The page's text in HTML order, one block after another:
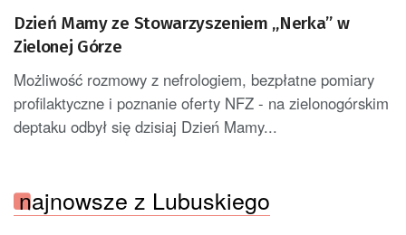
Dzień Mamy ze Stowarzyszeniem „Nerka” w
Zielonej Górze
Możliwość rozmowy z nefrologiem, bezpłatne pomiary
profilaktyczne i poznanie oferty NFZ - na zielonogórskim
deptaku odbył się dzisiaj Dzień Mamy...
najnowsze z Lubuskiego